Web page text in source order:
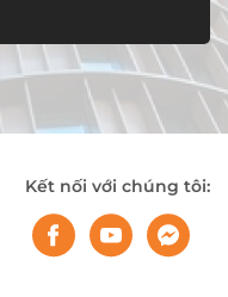
Kết nối với chúng tôi: